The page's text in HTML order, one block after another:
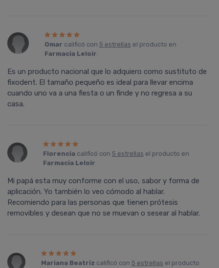
Omar calificó con 5 estrellas el producto en
Farmacia Leloir.
Es un producto nacional que lo adquiero como sustituto de
fixodent. El tamaño pequeño es ideal para llevar encima
cuando uno va a una fiesta o un finde y no regresa a su
casa.
Florencia calificó con 5 estrellas el producto en
Farmacia Leloir.
Mi papá esta muy conforme con el uso, sabor y forma de
aplicación. Yo también lo veo cómodo al hablar.
Recomiendo para las personas que tienen prótesis
removibles y desean que no se muevan o sesear al hablar.
Mariana Beatriz calificó con 5 estrellas el producto